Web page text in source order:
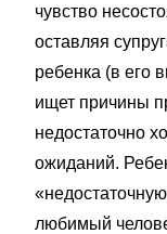
чувство
оставляя
ребенка (в его
ищет причины
недостаточно
ожиданий.
любимый